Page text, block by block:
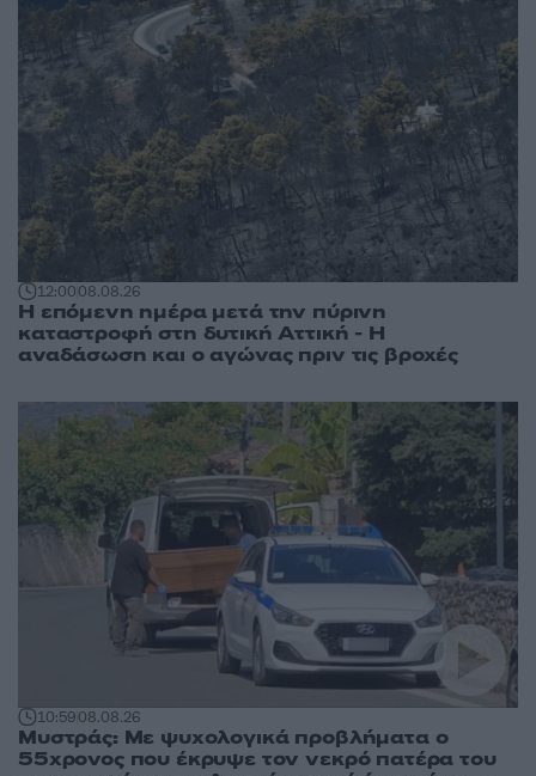
12:0008.08.26
Η επόμενη ημέρα μετά την πύρινη
καταστροφή στη δυτική Αττική - Η
αναδάσωση και ο αγώνας πριν τις βροχές
10:5908.08.26
Μυστράς: Με ψυχολογικά προβλήματα ο
55χρονος που έκρυψε τον νεκρό πατέρα του